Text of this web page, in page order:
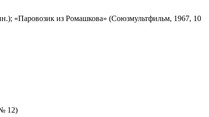
«Паровозик из Ромашкова» (Союзмультфильм, 1967, 10
12)